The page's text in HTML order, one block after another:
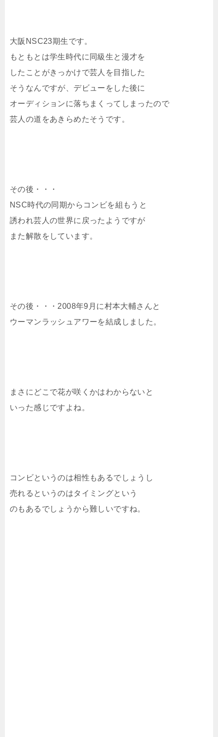
大阪NSC23期生です。
もともとは学生時代に同級生と漫才を
したことがきっかけで芸人を目指した
そうなんですが、デビューをした後に
オーディションに落ちまくってしまったので
芸人の道をあきらめたそうです。
その後・・・
NSC時代の同期からコンビを組もうと
誘われ芸人の世界に戻ったようですが
また解散をしています。
その後・・・2008年9月に村本大輔さんと
ウーマンラッシュアワーを結成しました。
まさにどこで花が咲くかはわからないと
いった感じですよね。
コンビというのは相性もあるでしょうし
売れるというのはタイミングという
のもあるでしょうから難しいですね。